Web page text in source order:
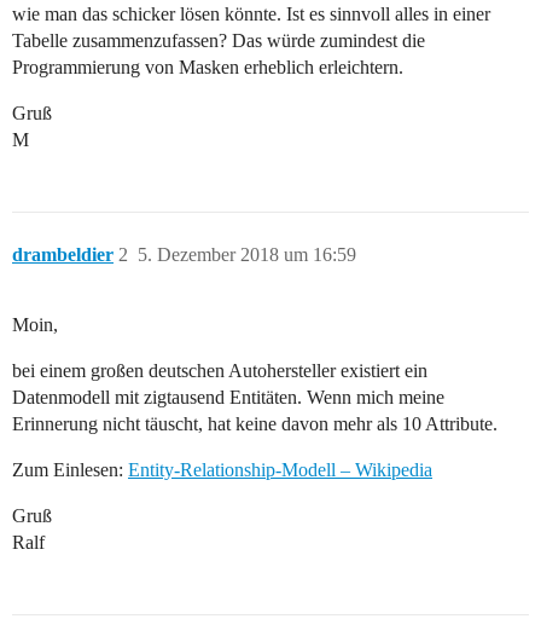
wie man das schicker lösen könnte. Ist es sinnvoll alles in einer
Tabelle zusammenzufassen? Das würde zumindest die
Programmierung von Masken erheblich erleichtern.
Gruß
M
drambeldier 5. Dezember 2018 um 16:59
2
Moin,
bei einem großen deutschen Autohersteller existiert ein
Datenmodell mit zigtausend Entitäten. Wenn mich meine
Erinnerung nicht täuscht, hat keine davon mehr als 10 Attribute.
Zum Einlesen: Entity-Relationship-Modell – Wikipedia
Gruß
Ralf